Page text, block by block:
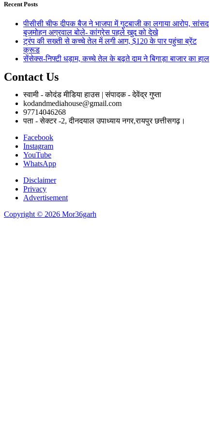
Recent Posts
पीसीसी चीफ दीपक बैज ने भाजपा में गुटबाजी का लगाया आरोप, सांसद
बृजमोहन अग्रवाल बोले- कांग्रेस पहले खुद को देखे
ट्रंप की सख्ती से कच्चे तेल में लगी आग, $120 के पार पहुंचा ब्रेंट
क्रूड
सेंसेक्स-निफ्टी धड़ाम, कच्चे तेल के बढ़ते दाम ने बिगाड़ा बाजार का हाल
Contact Us
स्वामी - कोदंड मीडिया हाउस | संपादक - देवेंद्र गुप्ता
kodandmediahouse@gmail.com
97714046268
पता - सेक्टर -2, दीनदयाल उपाध्याय नगर,रायपुर छत्तीसगढ़।
Facebook
Instagram
YouTube
WhatsApp
Disclaimer
Privacy
Advertisement
Copyright © 2026 Mor36garh